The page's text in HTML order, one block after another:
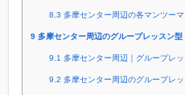
8.3 多摩センター周辺の各マンツー
9 多摩センター周辺のグループレッスン
9.1 多摩センター周辺｜グループレ
9.2 多摩センター周辺のグループレ